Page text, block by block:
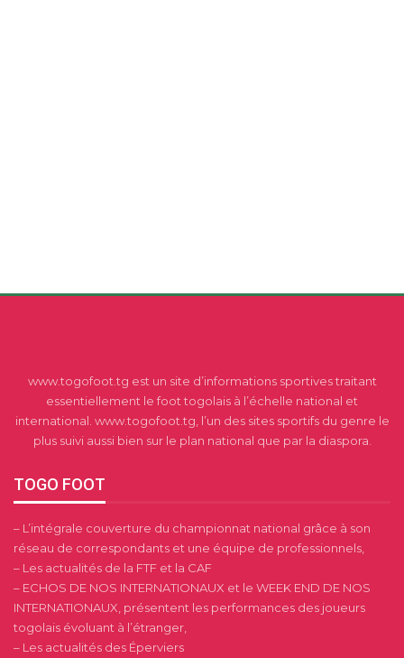
www.togofoot.tg est un site d’informations sportives traitant
essentiellement le foot togolais à l’échelle national et
international. www.togofoot.tg, l’un des sites sportifs du genre le
plus suivi aussi bien sur le plan national que par la diaspora.
TOGO FOOT
– L’intégrale couverture du championnat national grâce à son
réseau de correspondants et une équipe de professionnels,
– Les actualités de la FTF et la CAF
– ECHOS DE NOS INTERNATIONAUX et le WEEK END DE NOS
INTERNATIONAUX, présentent les performances des joueurs
togolais évoluant à l’étranger,
– Les actualités des Éperviers